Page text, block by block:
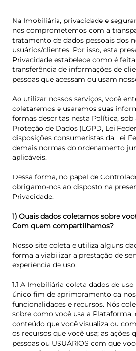
Na Imobiliária, privacidade e
nos comprometemos com a
tratamento de dados pessoais dos
usuários/clientes. Por isso, esta
Privacidade estabelece como é
transferência de informações de
pessoas que acessam ou usam
Ao utilizar nossos serviços, você
coletaremos e usaremos suas
formas descritas nesta Política, sob
Proteção de Dados (LGPD, Lei
disposições consumeristas da Lei
demais normas do ordenamento
aplicáveis.
Dessa forma, no papel de
obrigamo-nos ao disposto na
Privacidade.
1) Quais dados coletamos sobre
Com quem compartilhamos?
Nosso site coleta e utiliza alguns
forma a viabilizar a prestação de
experiência de uso.
1.1 A Imobiliária coleta dados de
único fim de aprimoramento da
funcionalidades e recursos. Nós
sobre como você usa a
conteúdo que você visualiza ou
os recursos que você usa; as ações
pessoas ou USUÁRIOS com que